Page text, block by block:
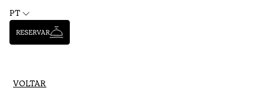
PT
RESERVAR
VOLTAR